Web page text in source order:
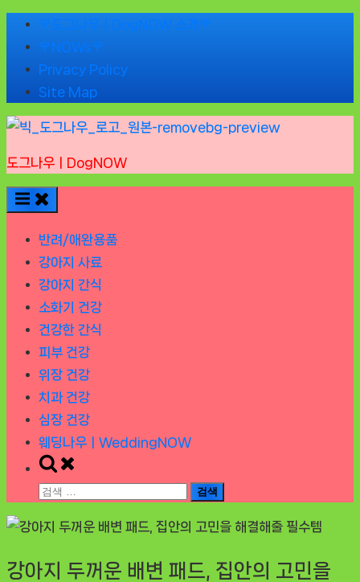
Skip
content
🌹도그나우ㅣDogNOW 소개🌹
🌹NOWs🌹
Privacy Policy
Site Map
도그나우ㅣDogNOW
반려/애완용품
강아지 사료
강아지 간식
소화기 건강
건강한 간식
피부 건강
위장 건강
치과 건강
심장 건강
웨딩나우ㅣWeddingNOW
Toggle
search
검
강아지 두꺼운 배변 패드, 집안의 고민을